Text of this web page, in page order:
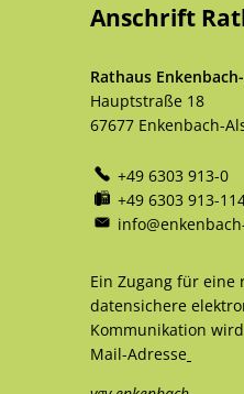
Anschrift
Rathaus
Hauptstraße 18
67677 Enkenbach-
+49 6303 913-0
+49 6303 913-
Ein Zugang für eine
datensichere
Kommunikation
Mail-Adresse